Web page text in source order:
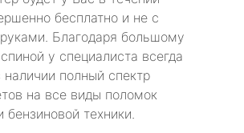
бесплатно и не с
Благодаря большому
у специалиста всегда
наличии полный спектр
на все виды поломок
бензиновой техники.